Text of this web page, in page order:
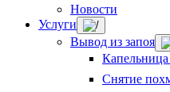
Новости
Услуги
Вывод из запоя
Снятие